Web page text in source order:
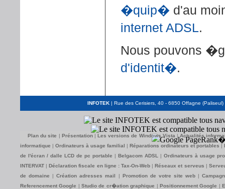
�quip� d'au
internet ADSL.
Nous pouvons
d'identit�.
INFOTEK | Rue des Cerisiers, 40 - 6850 Offagne
Plan du site | Présentation|Les versions de Windows Vista | Actualités
informatique | Ordinateurs à usage familial | Réparations ordinateurs et portables |
de l'écran / dalle LCD de pc portable | Belgacom ADSL | Ordinateurs à usage
INTERVAT |Déclaration fiscale en ligne : Tax-On-Web |Réseaux et serveus |
de domaine |Création adresses mail | Promotion de votre site web|
Referencement Google |Studio de cr�ation graphique | Positionnement Google |